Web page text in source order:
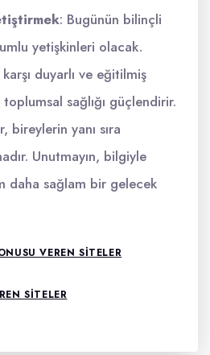
: Bugünün bilinçli
yetişkinleri olacak.
karşı duyarlı ve eğitilmiş
sağlığı güçlendirir.
yanı sıra
Unutmayın, bilgiyle
daha sağlam bir gelecek
VEREN SITELER
SITELER